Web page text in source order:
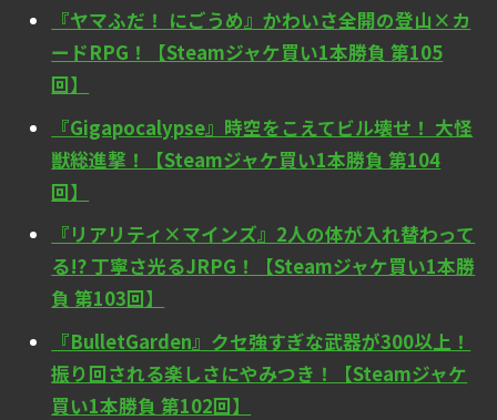
『ヤマふだ！ にごうめ』かわいさ全開の登山×カ
ードRPG！【Steamジャケ買い1本勝負 第105
回】
『Gigapocalypse』時空をこえてビル壊せ！ 大怪
獣総進撃！【Steamジャケ買い1本勝負 第104
回】
『リアリティ×マインズ』2人の体が入れ替わって
る!? 丁寧さ光るJRPG！【Steamジャケ買い1本勝
負 第103回】
『BulletGarden』クセ強すぎな武器が300以上！
振り回される楽しさにやみつき！【Steamジャケ
買い1本勝負 第102回】